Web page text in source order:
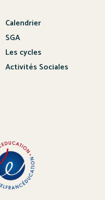
Calendrier
SGA
Les cycles
Activités Sociales